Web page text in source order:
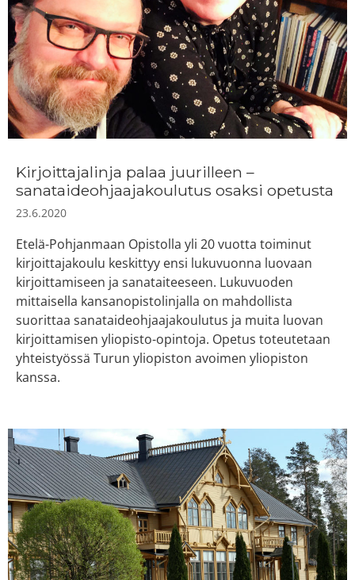
Kirjoittajalinja palaa juurilleen –
sanataideohjaajakoulutus osaksi opetusta
23.6.2020
Etelä-Pohjanmaan Opistolla yli 20 vuotta toiminut
kirjoittajakoulu keskittyy ensi lukuvuonna luovaan
kirjoittamiseen ja sanataiteeseen. Lukuvuoden
mittaisella kansanopistolinjalla on mahdollista
suorittaa sanataideohjaajakoulutus ja muita luovan
kirjoittamisen yliopisto-opintoja. Opetus toteutetaan
yhteistyössä Turun yliopiston avoimen yliopiston
kanssa.